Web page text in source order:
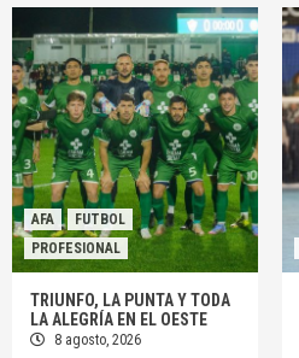
AFA
FUTBOL
PROFESIONAL
TRIUNFO, LA PUNTA Y TODA
LA ALEGRÍA EN EL OESTE
8 agosto, 2026